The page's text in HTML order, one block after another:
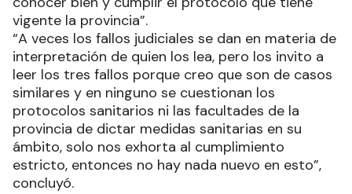
vigente la provincia”.
“A veces los fallos judiciales se dan en materia de
interpretación de quien los lea, pero los invito a
leer los tres fallos porque creo que son de casos
similares y en ninguno se cuestionan los
protocolos sanitarios ni las facultades de la
provincia de dictar medidas sanitarias en su
ámbito, solo nos exhorta al cumplimiento
estricto, entonces no hay nada nuevo en esto”,
concluyó.